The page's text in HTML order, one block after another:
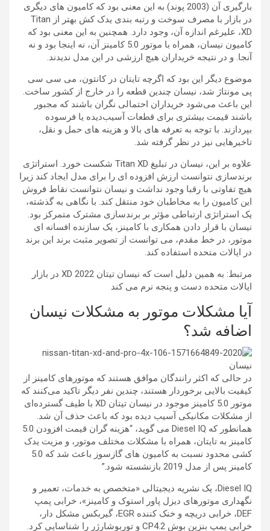
بارگیری آن (2003 پوند) به این معنی بود که کامیون های دیگری
در بازار با مصرف سوخت و رتبه بندی یدک کش بهتر از Titan
XD، علیرغم اندازه آن، وجود دارد. همچنین به این معنی بود که
کامیون نیسان، همراه با موتور 5.0 کامینز
آن، نه اینجا بود و نه
آنجا. و در نتیجه خریداران هیچ ارزشی در این مدل ندیدند.
موضوع دیگر این بود که اگرچه تایتان در کانتون، می سی سی
پی مونتاژ شد، نیسان چندین قطعه را در خارج از کشور ساخت.
این باعث می‌شود خریداران احتمالی نگران باشند که مجبور
باشند قیمت بیشتری برای قطعات آسیب‌دیده یا فرسوده
بپردازند. با توجه به تعرفه های بالا و هزینه های حمل و نقل،
تاخیرهایی نیز در نظر گرفته شد.
علاوه بر این، نیسان در تبلیغ Titan XD شکست خورد. استراتژی
برندسازی نتوانست ارزش افزوده ای را برای مدل ایجاد کند زیرا
هیچ تفاوتی با رقبا وجود نداشت و نیسان نتوانست نقاط فروش
این کامیون را به مخاطبان خود منتقل کند. با نگاهی به گذشته،
یک استراتژی ارتباطی مؤثر بر برندسازی مشترک متمرکز بود.
نیسان با قرار دادن همکاری با کامینز، یک سازنده افسانه ای
موتور، در خط مقدم، می توانست از تصویر مثبت برند این برند
در ایالات متحده استفاده کند.
مرتبط:
به همین دلیل است که نیسان تیتان XD 2022 در بازار
ایالات متحده دست و پنجه نرم می کند
آیا مشکلات موتور به مشکلات نیسان
اضافه شد؟
نیسان
در حالی که اکثر رانندگان موافق هستند که موتورهای کامینز از
کیفیت بالایی برخوردار هستند، چندین نفر دیگر تاکید می‌کنند که
موتور 5.0 کامینز موجود در نیسان تیتان XD با طیف گسترده‌ای
از مشکلات مکانیکی آسیب دیده بود که باعث حذف آن شد.
همانطور که Diesel IQ
می گوید، “هزینه گران قیمت افزودن 5.0
کامینز به تایتان، همراه با مشکلات مختلف موتور، و مزیت یدک
کشی محدود نسبت به کامیون های گازسوز باعث شد که 5.0
کامینز پس از مدل 2019 بازنشسته شود.”
Diesel IQ، یک نشریه دیجیتالی «متخصص به خدمات، تعمیر و
نگهداری موتورهای دیزل پاور استوک و کامینز»، خرابی پمپ
DEF، خرابی دریچه و خنک کننده EGR، گیربکس مشکل دار،
خرابی پمپ بنزین بوش CP4.2 و توربوشارژر را شناسایی کرد.